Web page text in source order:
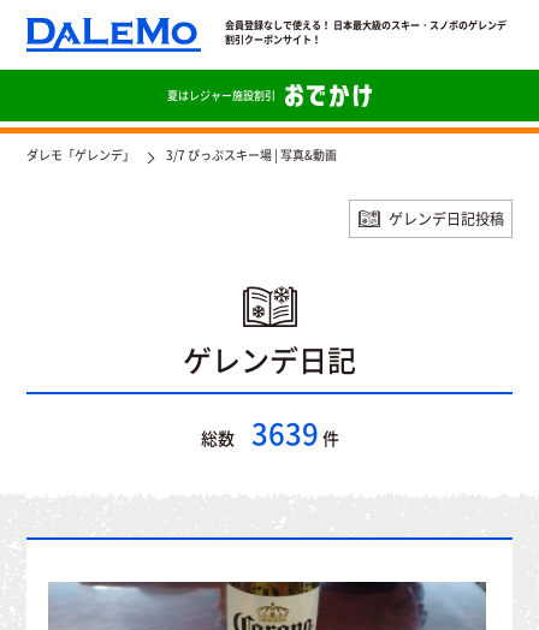
会員登録なしで使える！ 日本最大級のスキー・スノボのゲレンデ
割引クーポンサイト！
夏はレジャー施設割引
ダレモ「ゲレンデ」 3/7 ぴっぷスキー場 | 写真&動画
ゲレンデ日記投稿
ゲレンデ日記
総数 3639 件